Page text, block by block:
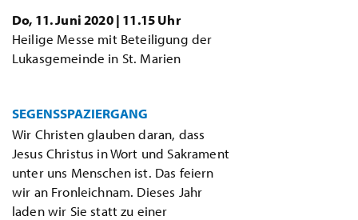
Do, 11. Juni 2020 | 11.15 Uhr
Heilige Messe mit Beteiligung der
Lukasgemeinde in St. Marien
SEGENSSPAZIERGANG
Wir Christen glauben daran, dass
Jesus Christus in Wort und Sakrament
unter uns Menschen ist. Das feiern
wir an Fronleichnam. Dieses Jahr
laden wir Sie statt zu einer